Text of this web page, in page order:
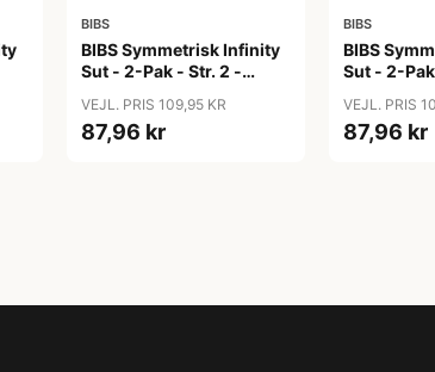
BIBS
BIBS Symmetrisk Infinity
Sut - 2-Pak - Str. 2 -
Blush/Vanilla
VEJL. PRIS 109,95 KR
87,96 kr
BIBS
BIBS
Sut - 2-
Sage/
VEJL. PRIS
87,96 kr